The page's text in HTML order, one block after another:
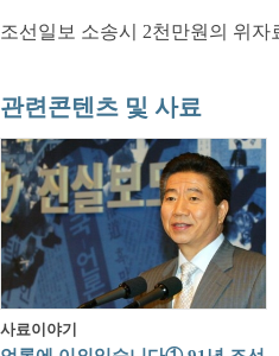
조선일보 소송시 2천만원의 위
관련콘텐츠 및 사료
사료이야기